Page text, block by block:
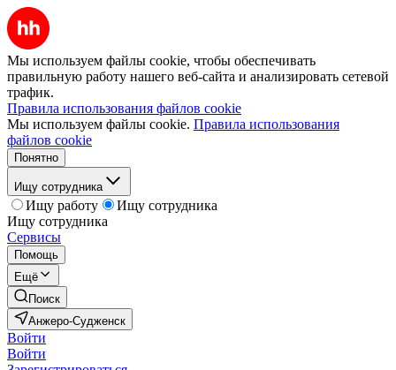
Мы используем файлы cookie, чтобы обеспечивать
правильную работу нашего веб-сайта и анализировать сетевой
трафик.
Правила использования файлов cookie
Мы используем файлы cookie. Правила использования
файлов cookie
Понятно
Ищу сотрудника
Ищу работу
Ищу сотрудника
Ищу сотрудника
Сервисы
Помощь
Ещё
Поиск
Анжеро-Судженск
Войти
Войти